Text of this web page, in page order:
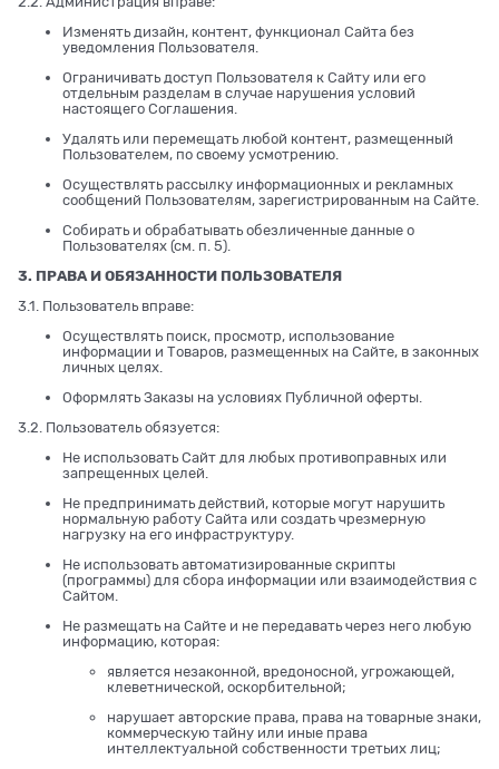
Изменять дизайн, контент, функционал Сайта без
уведомления Пользователя.
Ограничивать доступ Пользователя к Сайту или его
отдельным разделам в случае нарушения условий
настоящего Соглашения.
Удалять или перемещать любой контент, размещенный
Пользователем, по своему усмотрению.
Осуществлять рассылку информационных и рекламных
сообщений Пользователям, зарегистрированным на Сайте.
Собирать и обрабатывать обезличенные данные о
Пользователях (см. п. 5).
3. ПРАВА И ОБЯЗАННОСТИ ПОЛЬЗОВАТЕЛЯ
3.1. Пользователь вправе:
Осуществлять поиск, просмотр, использование
информации и Товаров, размещенных на Сайте, в законных
личных целях.
Оформлять Заказы на условиях Публичной оферты.
3.2. Пользователь обязуется:
Не использовать Сайт для любых противоправных или
запрещенных целей.
Не предпринимать действий, которые могут нарушить
нормальную работу Сайта или создать чрезмерную
нагрузку на его инфраструктуру.
Не использовать автоматизированные скрипты
(программы) для сбора информации или взаимодействия с
Сайтом.
Не размещать на Сайте и не передавать через него любую
информацию, которая:
является незаконной, вредоносной, угрожающей,
клеветнической, оскорбительной;
нарушает авторские права, права на товарные знаки,
коммерческую тайну или иные права
интеллектуальной собственности третьих лиц;